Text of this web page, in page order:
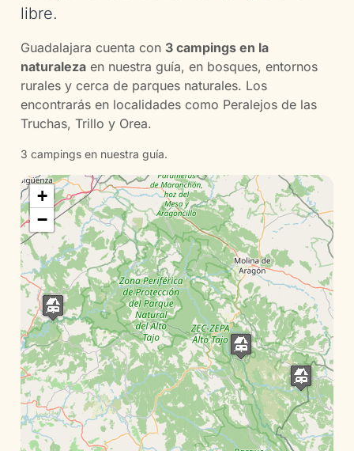
libre.
Guadalajara cuenta con 3 campings en la
naturaleza en nuestra guía, en bosques, entornos
rurales y cerca de parques naturales. Los
encontrarás en localidades como Peralejos de las
Truchas, Trillo y Orea.
3 campings en nuestra guía.
+
−